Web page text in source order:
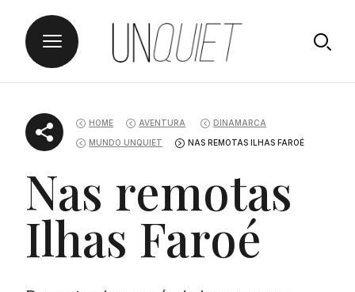
content
HOME AVENTURA DINAMARCA
MUNDO UNQUIET NAS REMOTAS ILHAS FAROÉ
Nas remotas
Ilhas Faroé